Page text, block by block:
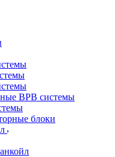
ВРВ системы
блоки